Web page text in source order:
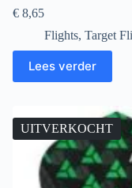
€8,65
Flights, Target
Lees verder
UITVERKOCHT